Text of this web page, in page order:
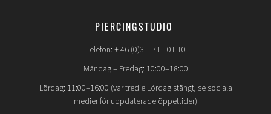
PIERCINGSTUDIO
Telefon: + 46 (0)31–711 01 10
Måndag – Fredag: 10:00–18:00
Lördag: 11:00–16:00 (var tredje Lördag stängt, se sociala
medier för uppdaterade öppettider)